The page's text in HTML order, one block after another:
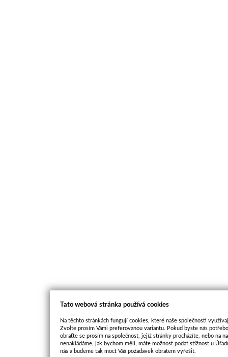
Tato webová stránka používá cookies
Na těchto stránkách fungují cookies, které naše společnosti
Zvolte prosím Vámi preferovanou variantu. Pokud byste nás
obraťte se prosím na společnost, jejíž stránky procházíte, nebo na
nenakládáme, jak bychom měli, máte možnost podat stížnost u
nás a budeme tak moct Váš požadavek obratem vyřešit.